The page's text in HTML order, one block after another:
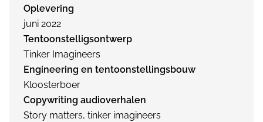
Oplevering
juni 2022
Tentoonstelligsontwerp
Tinker Imagineers
Engineering en tentoonstellingsbouw
Kloosterboer
Copywriting audioverhalen
Story matters, tinker imagineers